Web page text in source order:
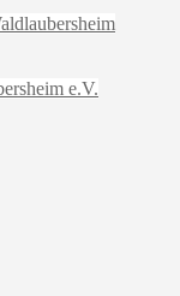
e.V.